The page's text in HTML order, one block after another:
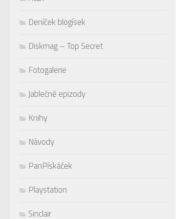
Deníček blogísek
Diskmag – Top Secret
Fotogalerie
Jablečné epizody
Knihy
Návody
PanPískáček
Playstation
Sinclair